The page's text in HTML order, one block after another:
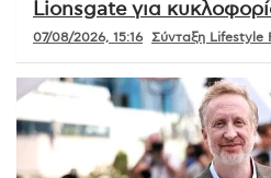
Lionsgate για
07/08/2026, 15:16 Σύνταξη Lifestyle